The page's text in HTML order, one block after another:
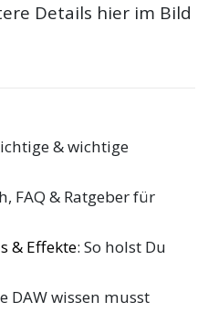
Details hier im Bild
& wichtige
FAQ & Ratgeber für
& Effekte: So holst Du
DAW wissen musst